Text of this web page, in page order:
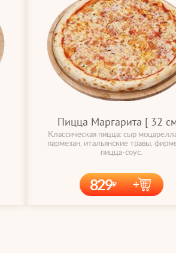
Пицца Маргарита [ 32
Классическая пицца: сыр
пармезан, итальянские травы,
пицца-соус.
829